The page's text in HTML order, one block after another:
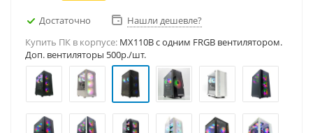
Достаточно
Нашли дешевле?
Купить ПК в корпусе: MX110B c одним FRGB вентилятором.
Доп. вентиляторы 500р./шт.